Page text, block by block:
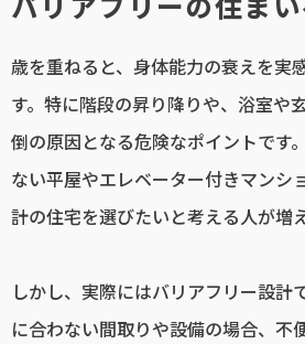
歳を重ねると、身体能力の衰えを実
す。特に階段の昇り降りや、浴室や
倒の原因となる危険なポイントです
ない平屋やエレベーター付きマンシ
計の住宅を選びたいと考える人が増
しかし、実際にはバリアフリー設計
に合わない間取りや設備の場合、不